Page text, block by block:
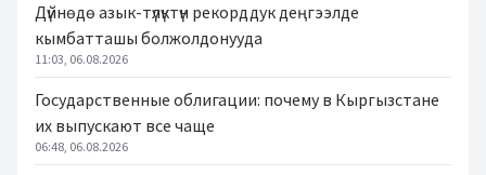
Дүйнөдө азык-түлүктүн рекорддук деңгээлде
кымбатташы болжолдонууда
11:03, 06.08.2026
Государственные облигации: почему в Кыргызстане
их выпускают все чаще
06:48, 06.08.2026